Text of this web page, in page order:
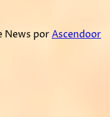
News porAscendoor